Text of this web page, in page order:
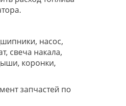
насос,
свеча накала,
коронки,
запчастей по